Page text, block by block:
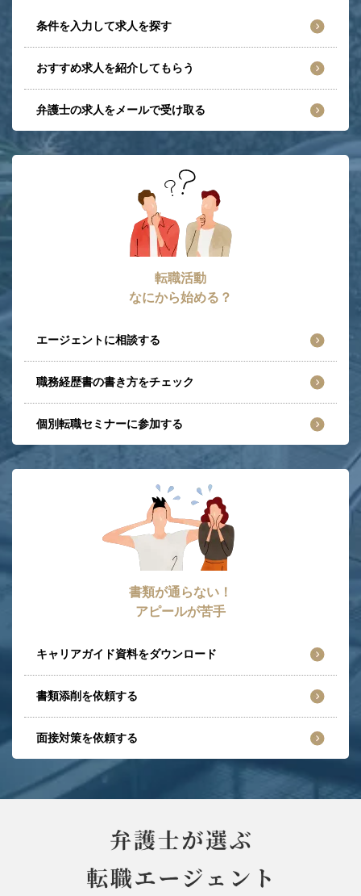
条件を入力して求人を探す
おすすめ求人を紹介してもらう
弁護士の求人をメールで受け取る
転職活動
なにから始める？
エージェントに相談する
職務経歴書の書き方をチェック
個別転職セミナーに参加する
書類が通らない！
アピールが苦手
キャリアガイド資料をダウンロード
書類添削を依頼する
面接対策を依頼する